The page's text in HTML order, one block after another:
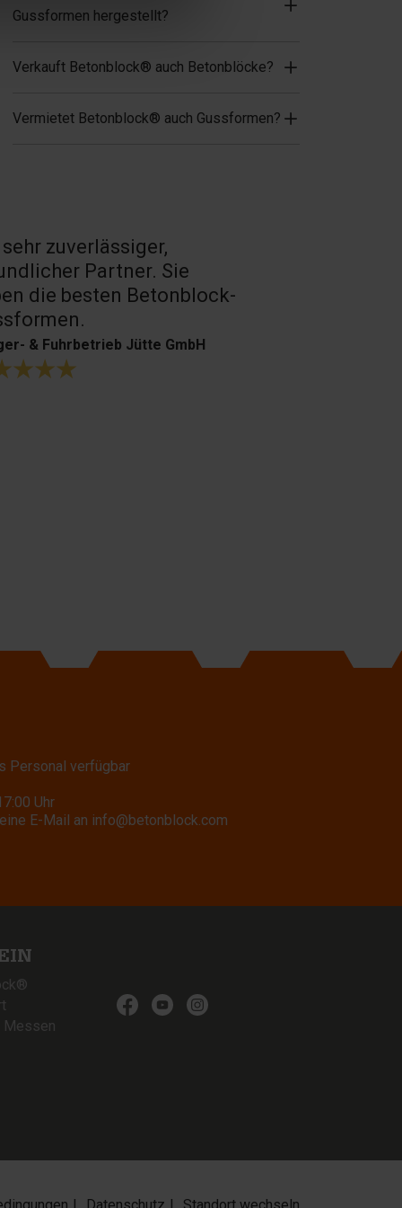
Gussformen hergestellt?
Verkauft Betonblock® auch Betonblöcke?
Vermietet Betonblock® auch Gussformen?
sehr zuverlässiger,
Partner. Sie
die besten Betonblock-
& Fuhrbetrieb Jütte GmbH
Personal verfügbar
Uhr
E-Mail an info@betonblock.com
Messen